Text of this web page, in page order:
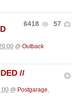
6418 57
@ Outback
//
@ Postgarage,